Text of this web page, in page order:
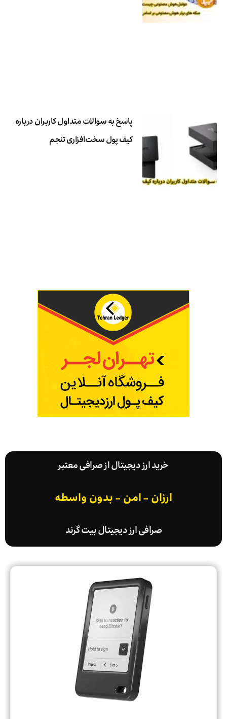
پاسخ به سوالات متداول کاربران درباره
کیف پول سخت‌افزاری تنجم
خرید ارز دیجیتال از صرافی معتبر
ارزان - امن - بدون واسطه
صرافی ارز دیجیتال بیت گرند